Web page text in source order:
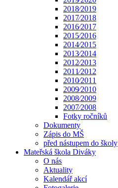
2018⁄2019
2017⁄2018
2016⁄2017
2015⁄2016
2014⁄2015
2013⁄2014
2012⁄2013
2011⁄2012
2010⁄2011
2009⁄2010
2008⁄2009
2007⁄2008
Fotky ročníků
Dokumenty
Zápis do MŠ
před nástupem do školy
Mateřská škola Diváky
O nás
Aktuality
Kalendář akcí